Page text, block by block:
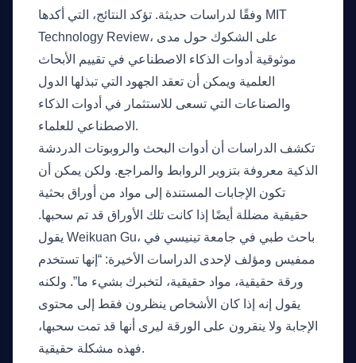
وفقًا لدراسات حديثة. تؤكد النتائج، التي أكدها MIT
Technology Review، على الشكوك حول مدى
موثوقية أدوات الذكاء الاصطناعي في تقييم الأبحاث
العلمية ويمكن أن تعقد الجهود التي تبذلها الدول
والصناعات التي تسعى للاستثمار في أدوات الذكاء
الاصطناعي للعلماء.
تكشف الدراسات أن أدوات البحث والروبوتات الدردشة
الذكية معروفة بتزوير الروابط والمراجع. ولكن يمكن أن
تكون الإجابات المستندة إلى مواد من أوراق بحثية
حقيقية مضللة أيضًا إذا كانت تلك الأوراق قد تم سحبها.
يقول Weikuan Gu، باحث طبي في جامعة تينيسي في
ممفيس ومؤلف لإحدى الدراسات الأخيرة: “إنها تستخدم
ورقة حقيقية، مواد حقيقية، لتخبرك بشيء ما”. ولكنه
يقول إنه إذا كان الأشخاص ينظرون فقط إلى محتوى
الإجابة ولا ينقرون على الورقة ليرى أنها قد تمت سحبها،
فهذه مشكلة حقيقية.